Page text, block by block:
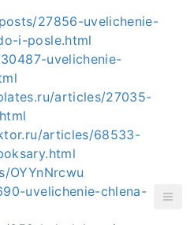
27856-uvelichenie-
i-posle.html
uvelichenie-
articles/27035-
articles/68533-
OYYnNrcwu
uvelichenie-chlena-